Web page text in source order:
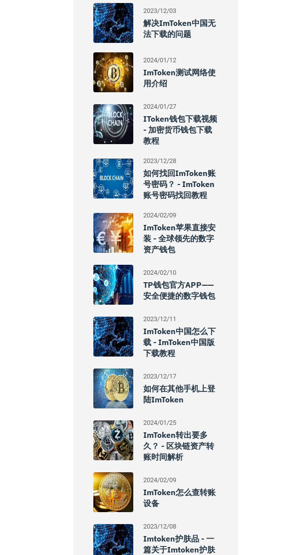
2023/12/03
解决imToken中国无
法下载的问题
2024/01/12
ImToken测试网络使
用介绍
2024/01/27
IToken钱包下载视频
- 加密货币钱包下载
教程
2023/12/28
如何找回imToken账
号密码？ - ImToken
账号密码找回教程
2024/02/09
ImToken苹果直接安
装 - 全球领先的数字
资产钱包
2024/02/10
TP钱包官方APP——
安全便捷的数字钱包
2023/12/11
ImToken中国怎么下
载 - ImToken中国版
下载教程
2023/12/17
如何在其他手机上登
陆imToken
2024/01/25
ImToken转出要多
久？ - 区块链资产转
账时间解析
2024/02/09
ImToken怎么查转账
设备
2023/12/08
Imtoken护肤品 - 一
篇关于imtoken护肤